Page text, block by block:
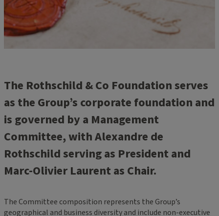
The Rothschild & Co Foundation serves
as the Group’s corporate foundation and
is governed by a Management
Committee, with Alexandre de
Rothschild serving as President and
Marc-Olivier Laurent as Chair.
The Committee composition represents the Group’s
geographical and business diversity and include non-executive